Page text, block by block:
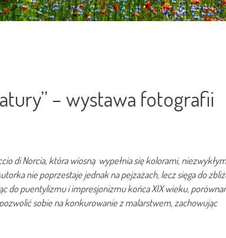
– wystawa fotografii
di Norcia, która wiosną wypełnia się kolorami, niezwykłym
nie poprzestaje jednak na pejzażach, lecz sięga do
do puentylizmu i impresjonizmu końca XIX wieku,
sobie na konkurowanie z malarstwem, zachowując